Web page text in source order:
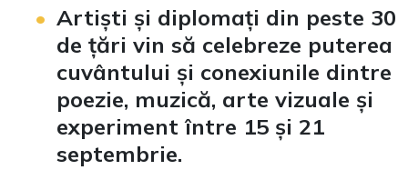
Artiști și diplomați din peste 30
de țări vin să celebreze puterea
cuvântului și conexiunile dintre
poezie, muzică, arte vizuale și
experiment între 15 și 21
septembrie.